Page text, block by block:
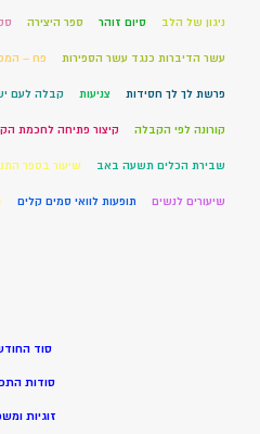
ניגון של הלב סיום זוהר ספר היצירה
עשר הדיברות כנגד עשר הספירות פח –
פרשת לך לך חסידות צניעות קבלה לעם
קורונה לפי הקבלה קיצור פתיחה לחכמת
שבירת הכלים תשעה באב שיעור בספר
שיעורים לנשים תופעות לוואי סמים קלים
סוד
סודות
זוגיות